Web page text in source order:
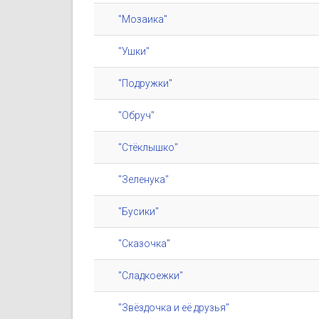
"Мозаика"
"Ушки"
"Подружки"
"Обруч"
"Стёклышко"
"Зеленука"
"Бусики"
"Сказочка"
"Сладкоежки"
"Звёздочка и её друзья"